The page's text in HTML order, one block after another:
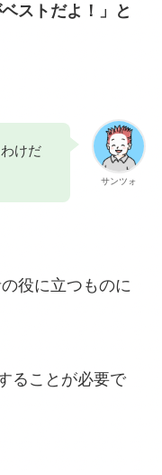
ベストだよ！」と
サンツォ
けだ
役に立つものに
ることが必要で